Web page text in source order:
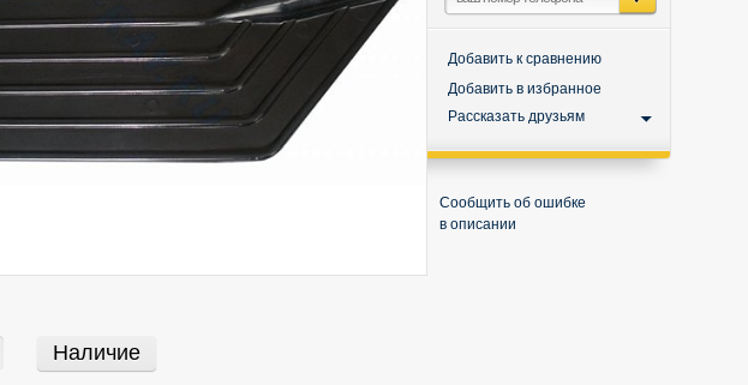
Добавить к сравнению
Добавить в избранное
Рассказать друзьям
Сообщить об ошибке
в описании
Наличие